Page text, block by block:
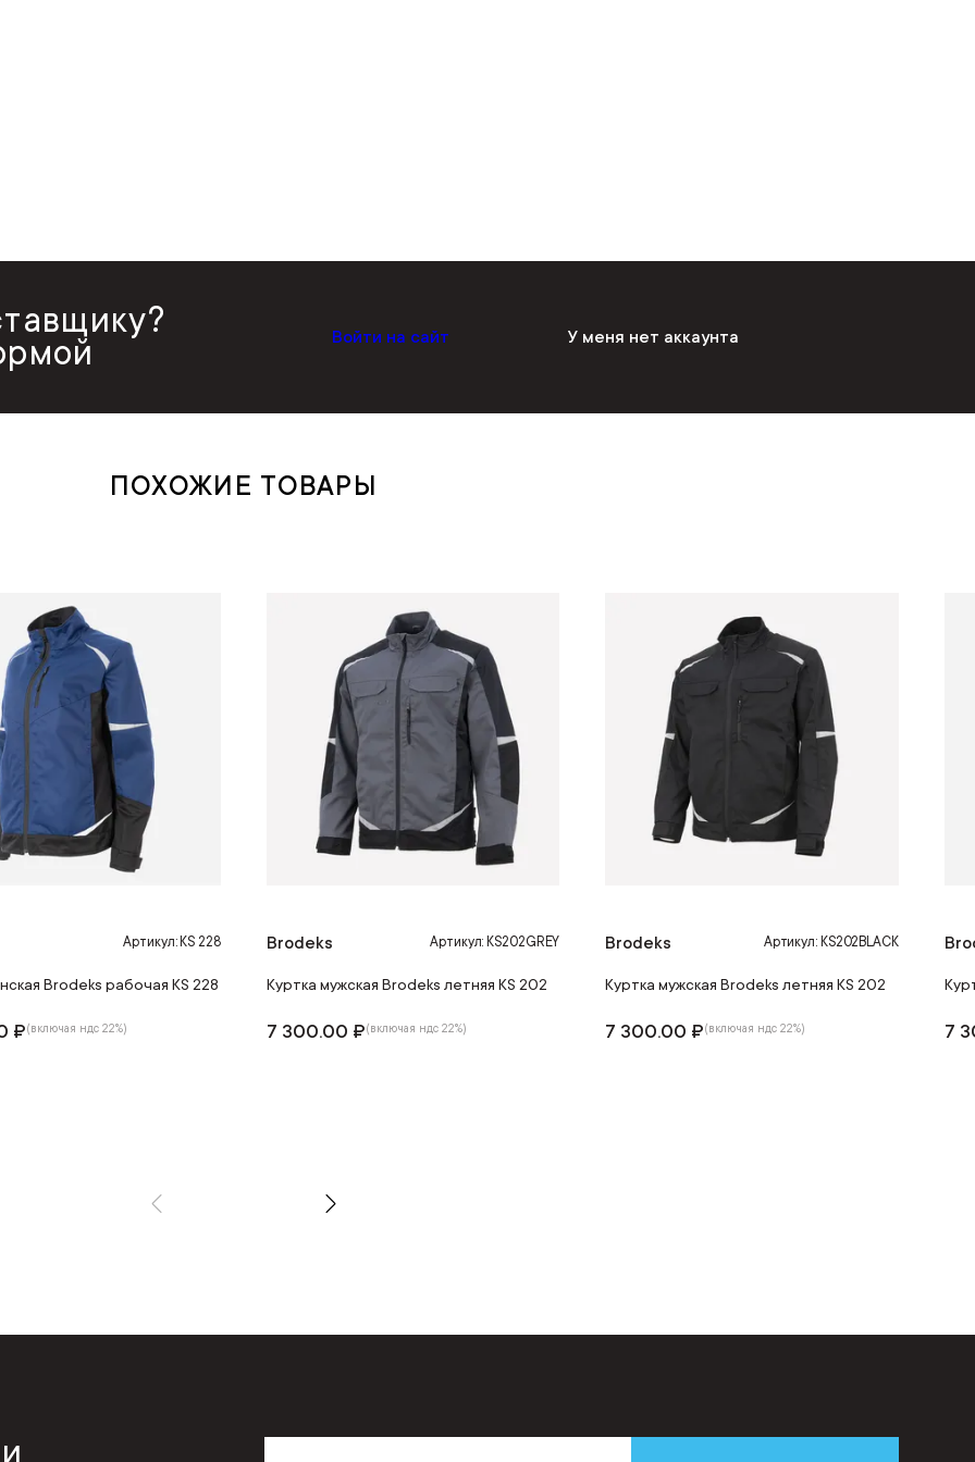
Войти на сайт У меня нет аккаунта
ПОХОЖИЕ ТОВАРЫ
Артикул: KS 228
Brodeks рабочая KS 228
₽(включая ндс 22%)
Brodeks Артикул: KS202GREY
Куртка мужская Brodeks летняя KS 202
7 300.00 ₽(включая ндс 22%)
Brodeks Артикул: KS202BLACK
Куртка мужская Brodeks летняя KS 202
7 300.00 ₽(включая ндс 22%) 7